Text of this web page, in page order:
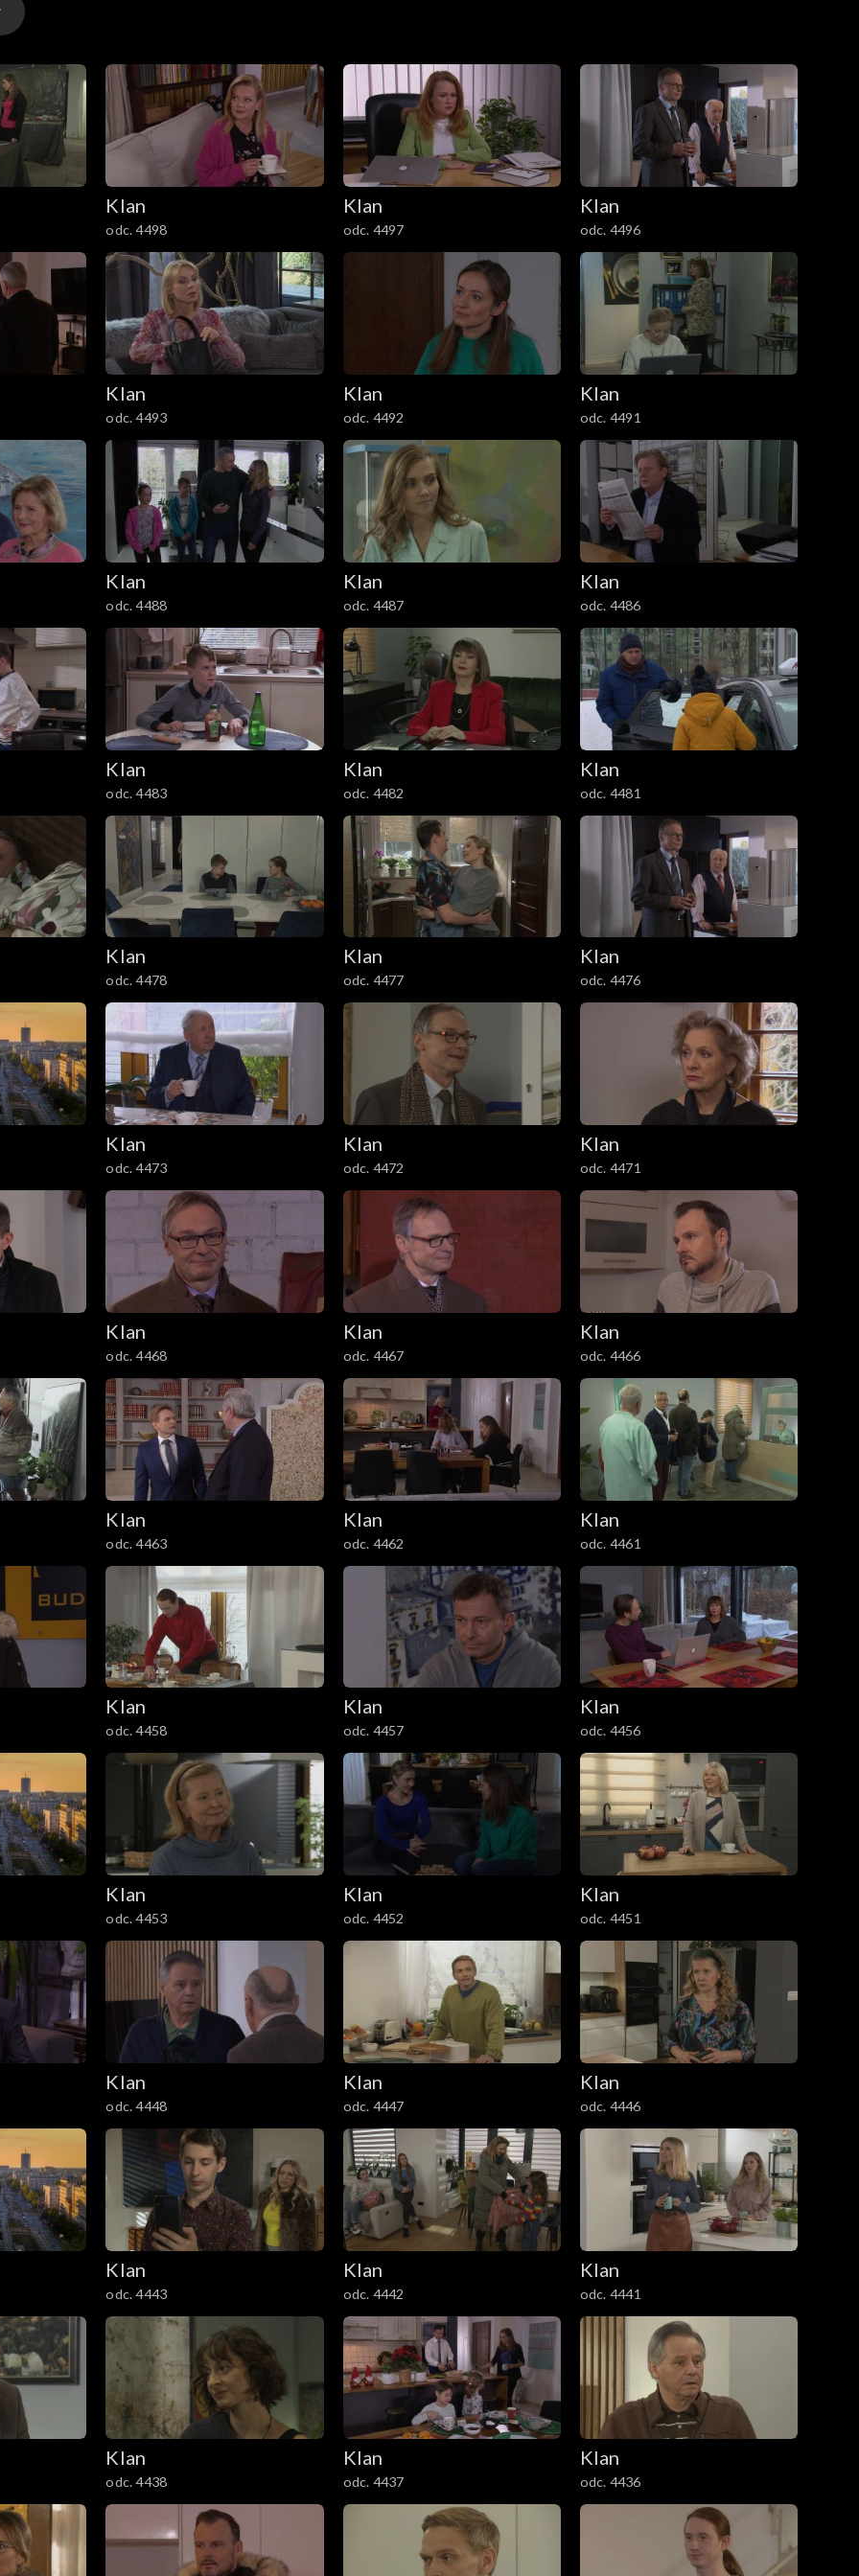
na powrót Rutki, dogadują się, że spotykali się podczas studiów w Warszawie w klubach studenckich.
Klan
odc. 4498
Klan
odc. 4497
Klan
odc. 4496
Klan
odc. 4493
Klan
odc. 4492
Klan
odc. 4491
Klan
odc. 4488
Klan
odc. 4487
Klan
odc. 4486
Klan
odc. 4483
Klan
odc. 4482
Klan
odc. 4481
Klan
odc. 4478
Klan
odc. 4477
Klan
odc. 4476
Klan
odc. 4473
Klan
odc. 4472
Klan
odc. 4471
Klan
odc. 4468
Klan
odc. 4467
Klan
odc. 4466
Klan
odc. 4463
Klan
odc. 4462
Klan
odc. 4461
Klan
odc. 4458
Klan
odc. 4457
Klan
odc. 4456
Klan
odc. 4453
Klan
odc. 4452
Klan
odc. 4451
Klan
odc. 4448
Klan
odc. 4447
Klan
odc. 4446
Klan
odc. 4443
Klan
odc. 4442
Klan
odc. 4441
Klan
odc. 4438
Klan
odc. 4437
Klan
odc. 4436